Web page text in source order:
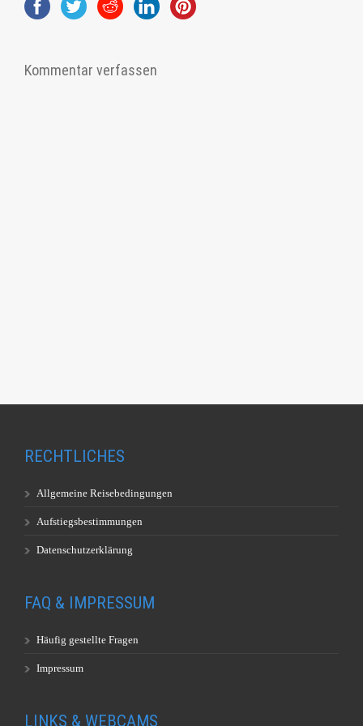
Kommentar verfassen
RECHTLICHES
Allgemeine Reisebedingungen
Aufstiegsbestimmungen
Datenschutzerklärung
FAQ & IMPRESSUM
Häufig gestellte Fragen
Impressum
LINKS & WEBCAMS